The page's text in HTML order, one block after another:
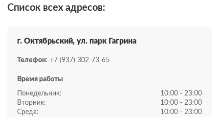
Список всех адресов:
г. Октябрьский, ул. парк Гагрина
Телефон: +7 (937) 302-73-65
Время работы
Понедельник:
10:00 - 23:00
Вторник:
10:00 - 23:00
Среда:
10:00 - 23:00